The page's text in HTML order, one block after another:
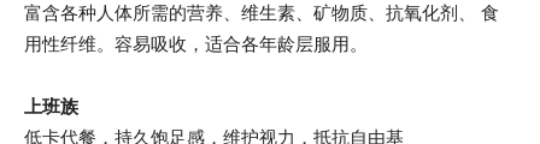
富含各种人体所需的营养、维生素、矿物质、抗氧化剂、 食
用性纤维。容易吸收，适合各年龄层服用。
上班族
低卡代餐，持久饱足感，维护视力，抵抗自由基